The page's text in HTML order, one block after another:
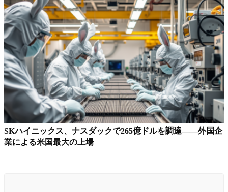
SKハイニックス、ナスダックで265億ドルを調達——外国企
業による米国最大の上場